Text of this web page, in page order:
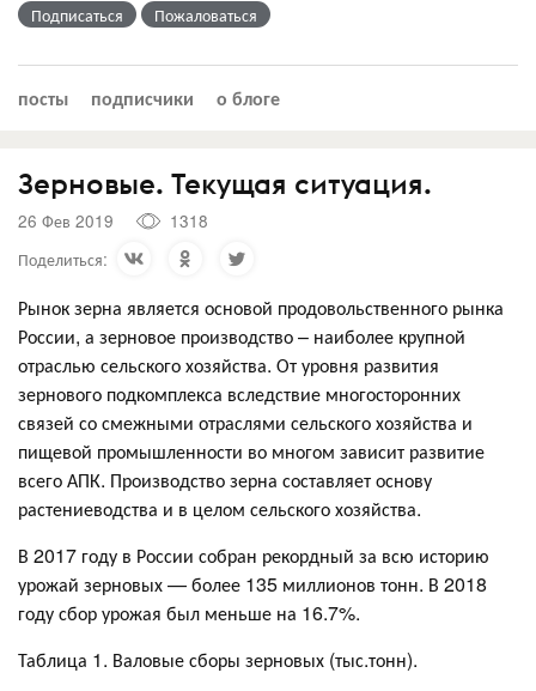
Подписаться Пожаловаться
посты подписчики о блоге
Зерновые. Текущая ситуация.
26 Фев 2019
1318
Поделиться:
Рынок зерна является основой продовольственного рынка
России, а зерновое производство – наиболее крупной
отраслью сельского хозяйства. От уровня развития
зернового подкомплекса вследствие многосторонних
связей со смежными отраслями сельского хозяйства и
пищевой промышленности во многом зависит развитие
всего АПК. Производство зерна составляет основу
растениеводства и в целом сельского хозяйства.
В 2017 году в России собран рекордный за всю историю
урожай зерновых — более 135 миллионов тонн. В 2018
году сбор урожая был меньше на 16.7%.
Таблица 1. Валовые сборы зерновых (тыс.тонн).